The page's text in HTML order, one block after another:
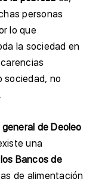
personas
lo que
la sociedad en
sociedad, no
de Deoleo
una
Bancos de
de alimentación